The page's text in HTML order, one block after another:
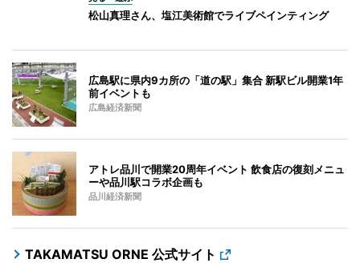
松山真理さん、塩江美術館でライブペインティング
広島駅に県内9カ所の「道の駅」集合 新駅ビル開業1年
前イベントも
広島経済新聞
アトレ品川で開業20周年イベント 飲食店の復刻メニュ
ーや品川駅コラボ企画も
品川経済新聞
TAKAMATSU ORNE 公式サイト